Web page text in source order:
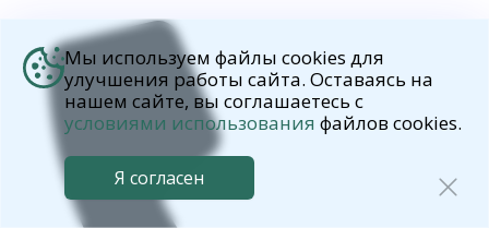
Мы используем файлы cookies для
улучшения работы сайта. Оставаясь на
нашем сайте, вы соглашаетесь с
условиями использования файлов cookies.
Я согласен